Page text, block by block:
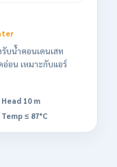
บน้ำคอนเดนเสท
อน เหมาะกับแอร์
Head 10 m
Temp ≤ 87°C